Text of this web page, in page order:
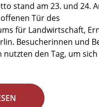
stand am 23. und 24.
Tür des
für Landwirtschaft,
Besucherinnen und
nutzten den Tag, um